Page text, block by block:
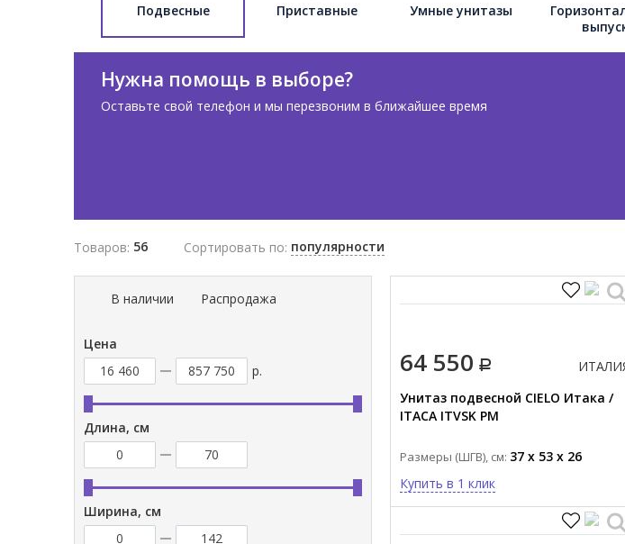
Подвесные Приставные Умные унитазы
В наличии Распродажа
Цена
р.
Длина, см
Ширина, см
Нужна помощь в выборе?
Оставьте свой телефон и мы перезвоним в ближайшее время
Товаров: 56 Сортировать по: популярности
64 550
Унитаз подвесной CIELO Итака /
ITACA ITVSK PM
Размеры (ШГВ), см: 37 x 53 x 26
Купить в 1 клик